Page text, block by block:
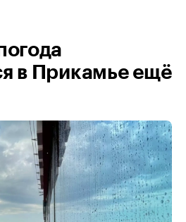
в Прикамье ещё